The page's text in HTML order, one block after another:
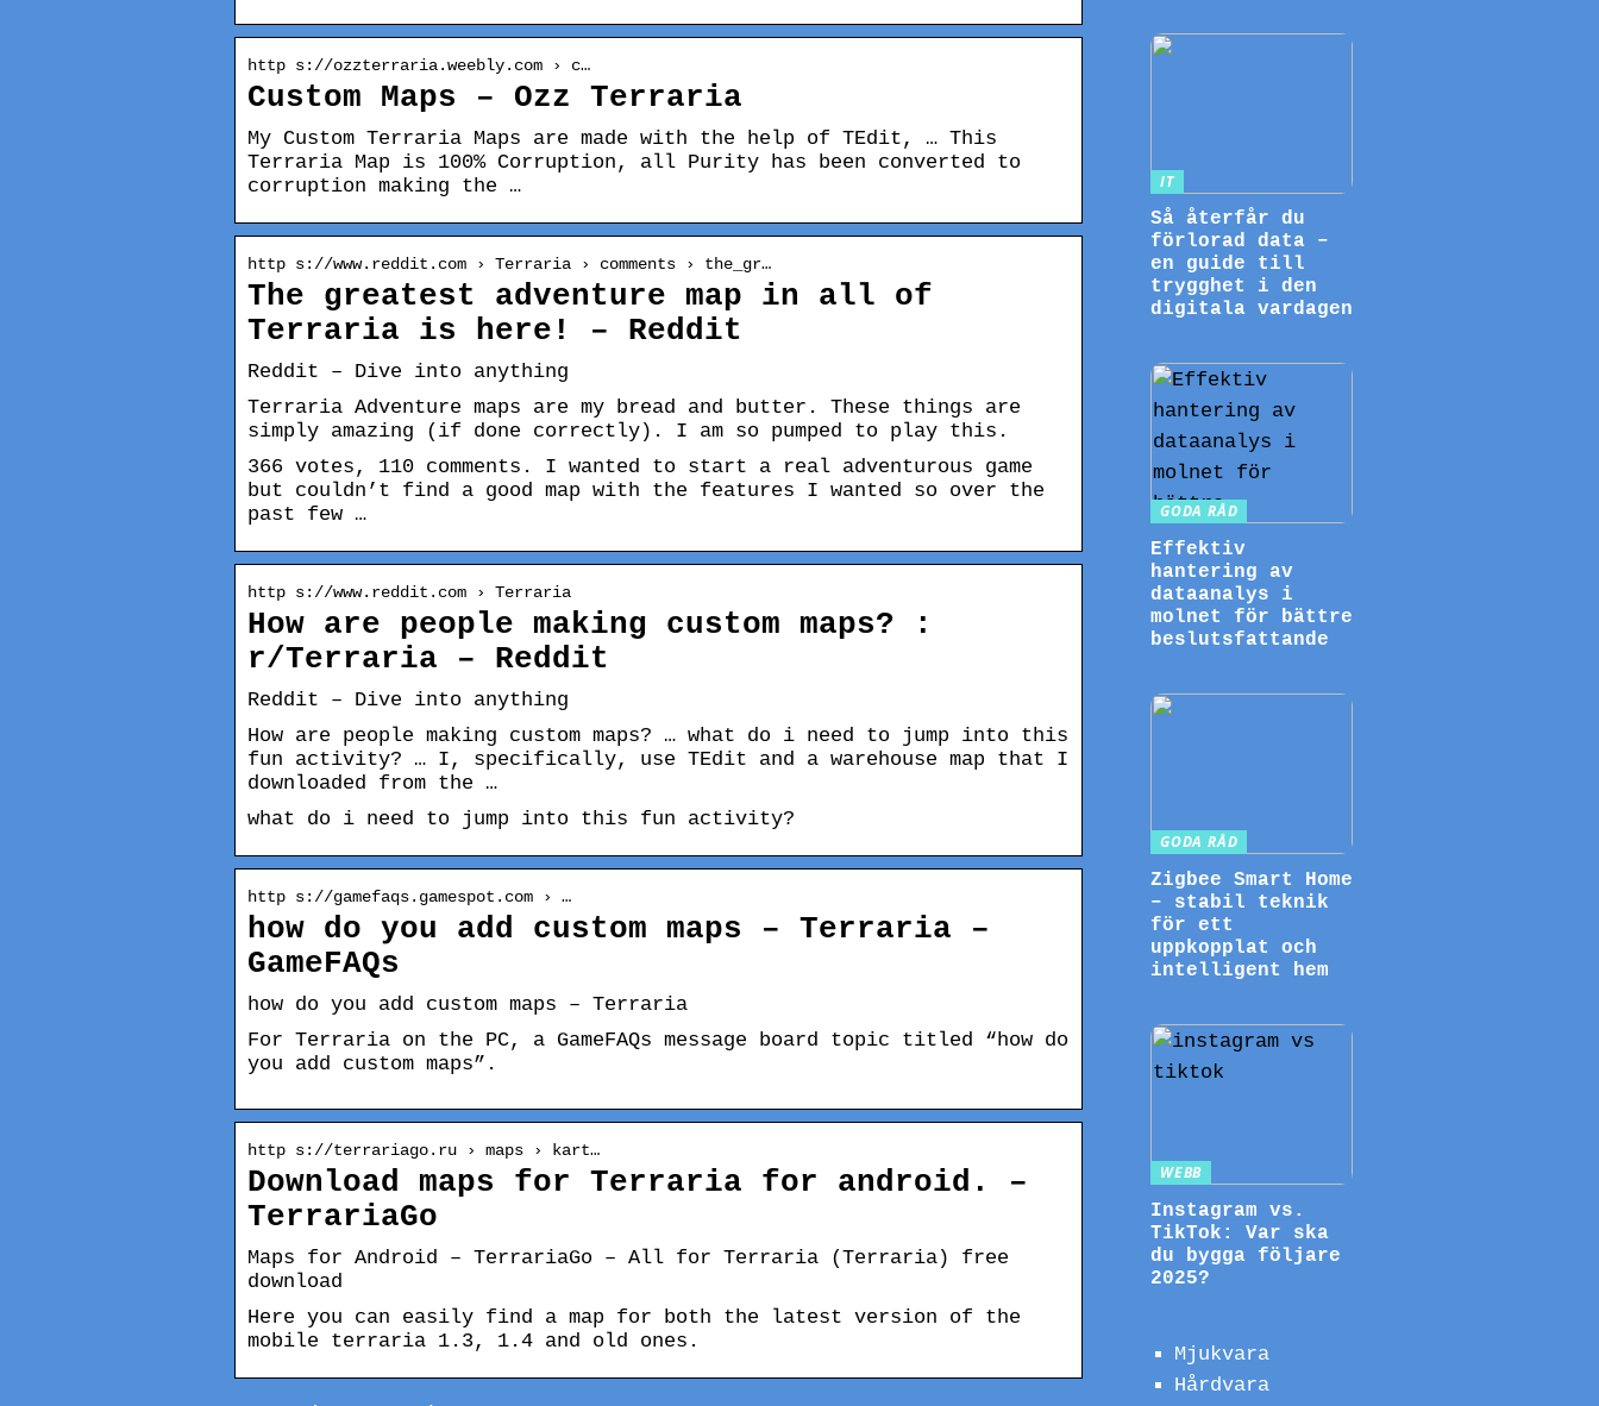
http s://ozzterraria.weebly.com › c…
Custom Maps – Ozz Terraria
My Custom Terraria Maps are made with the help of TEdit, … This
Terraria Map is 100% Corruption, all Purity has been converted to
corruption making the …
http s://www.reddit.com › Terraria › comments › the_gr…
The greatest adventure map in all of
Terraria is here! – Reddit
Reddit – Dive into anything
Terraria Adventure maps are my bread and butter. These things are
simply amazing (if done correctly). I am so pumped to play this.
366 votes, 110 comments. I wanted to start a real adventurous game
but couldn’t find a good map with the features I wanted so over the
past few …
http s://www.reddit.com › Terraria
How are people making custom maps? :
r/Terraria – Reddit
Reddit – Dive into anything
How are people making custom maps? … what do i need to jump into this
fun activity? … I, specifically, use TEdit and a warehouse map that I
downloaded from the …
what do i need to jump into this fun activity?
http s://gamefaqs.gamespot.com › …
how do you add custom maps – Terraria –
GameFAQs
how do you add custom maps – Terraria
For Terraria on the PC, a GameFAQs message board topic titled “how do
you add custom maps”.
http s://terrariago.ru › maps › kart…
Download maps for Terraria for android. –
TerrariaGo
Maps for Android – TerrariaGo – All for Terraria (Terraria) free
download
Here you can easily find a map for both the latest version of the
mobile terraria 1.3, 1.4 and old ones.
IT
Så återfår du
förlorad data –
en guide till
trygghet i den
digitala vardagen
GODA RÅD
Effektiv
hantering av
dataanalys i
molnet för bättre
beslutsfattande
GODA RÅD
Zigbee Smart Home
– stabil teknik
för ett
uppkopplat och
intelligent hem
WEBB
Instagram vs.
TikTok: Var ska
du bygga följare
2025?
Mjukvara
Hårdvara